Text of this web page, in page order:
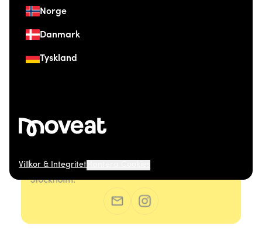
Norge
Danmark
Tyskland
Villkor & Integritet
© 2026 Moveat. Östermalmsgatan 26, 114 26
Stockholm.